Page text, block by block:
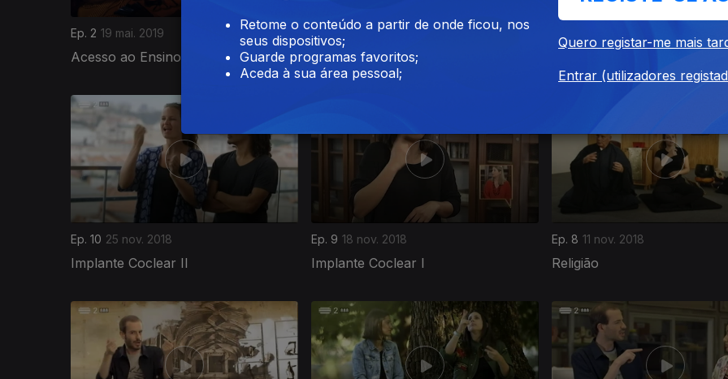
Ep. 2 19 mai. 2019
Acesso ao Ensino
Ep. 13 16 dez. 2018
Música
Ep. 10 25 nov. 2018
Implante Coclear II
Ep. 9 18 nov. 2018
Implante Coclear I
Ep. 8 11 nov. 2018
Religião
Retome o conteúdo a partir de onde ficou, nos
seus dispositivos;
Guarde programas favoritos;
Aceda à sua área pessoal;
Quero registar-me mais
Entrar (utilizadores